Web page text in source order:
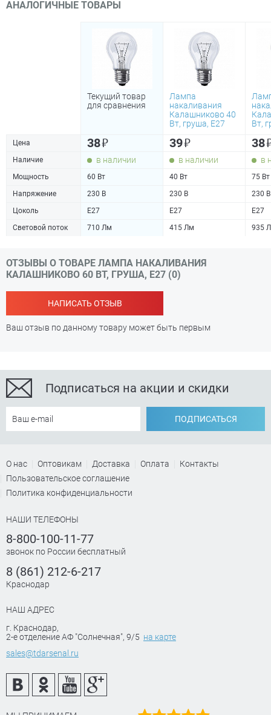
АНАЛОГИЧНЫЕ ТОВАРЫ
Текущий товар
для сравнения
Лампа
накаливания
Калашниково 40
Вт, груша, Е27
Вт,
Цена 38₽ 39₽ 38
Наличие в наличии в наличии в
Мощность 60 Вт 40 Вт
75 Вт
Напряжение
230 В 230 В
230 В
Цоколь
Е27 Е27
Е27
Световой поток
710 Лм 415 Лм 935
ОТЗЫВЫ О ТОВАРЕ ЛАМПА НАКАЛИВАНИЯ
КАЛАШНИКОВО 60 ВТ, ГРУША, Е27 (0)
НАПИСАТЬ ОТЗЫВ
Ваш отзыв по данному товару может быть первым
Подписаться на акции и скидки
ПОДПИСАТЬСЯ
О нас Оптовикам Доставка Оплата
Контакты
Пользовательское соглашение
Политика конфиденциальности
НАШИ ТЕЛЕФОНЫ
8-800-100-11-77
звонок по России бесплатный
8 (861) 212-6-217
Краснодар
НАШ АДРЕС
г. Краснодар,
2-е отделение АФ "Солнечная", 9/5 на карте
sales@tdarsenal.ru